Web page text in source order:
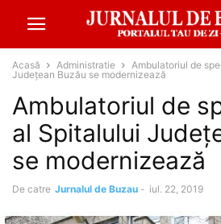
Acasă Administratie
Ambulatoriul de
Județean Buzău se modernizează
Ambulatoriul de
al Spitalului
se modernizează
De catre Jurnalul de Buzau - iul. 22, 2019